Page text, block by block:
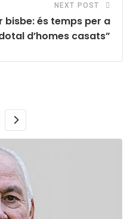
NEXT POST
bisbe: és temps per a
d’homes casats”